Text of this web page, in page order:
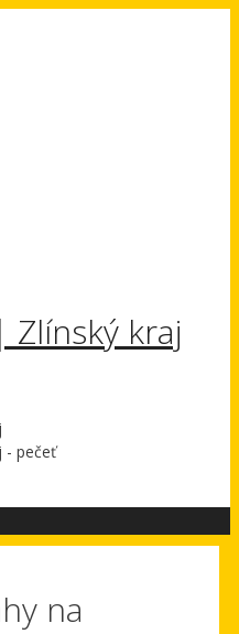
Zlínský kraj
na